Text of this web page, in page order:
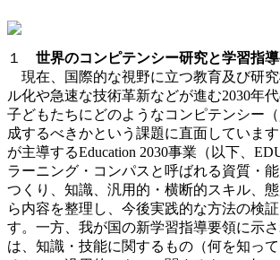
１ 世界のコンピテンシー研究と学習指
現在、国際的な視野に立つ教育及び研
ル化や急速な技術革新などが進む2030年
子どもたちにどのようなコンピテンシー
成するべきかという課題に直面していま
が主導するEducation 2030事業（以下、
ラーニング・コンパスと呼ばれる資質・
つくり、知識、汎用的・横断的スキル、
ら内容を整理し、今後実践的な方法の検
す。一方、我が国の新学習指導要領に示
は、知識・技能に関するもの（何を知っ